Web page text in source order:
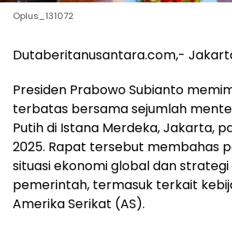
Oplus_131072
Dutaberitanusantara.com,-
Presiden Prabowo Subianto
terbatas bersama sejumlah
Putih di Istana Merdeka, Jakarta,
2025. Rapat tersebut membahas
situasi ekonomi global dan
pemerintah, termasuk terkait
Amerika Serikat (AS).